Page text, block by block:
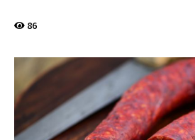
ア
の
酵
食
品
を
世
86